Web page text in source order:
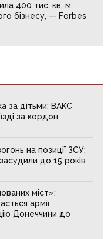
400 тис. кв. м
бізнесу, — Forbes
за дітьми: ВАКС
за кордон
на позиції ЗСУ:
до 15 років
міст»:
армії
Донеччини до